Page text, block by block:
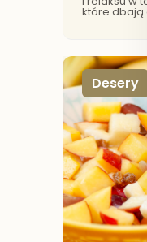
które dbają
jednak
i
Desery